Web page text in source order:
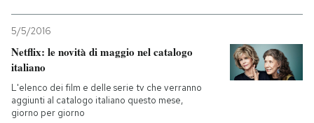
5/5/2016
Netflix: le novità di maggio nel catalogo
italiano
L'elenco dei film e delle serie tv che verranno
aggiunti al catalogo italiano questo mese,
giorno per giorno